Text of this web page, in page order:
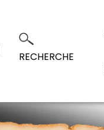
RECHERCHE